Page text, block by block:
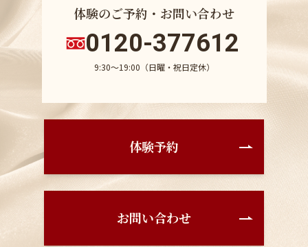
体験のご予約・お問い合わせ
0120-377612
9:30〜19:00（日曜・祝日定休）
体験予約
お問い合わせ